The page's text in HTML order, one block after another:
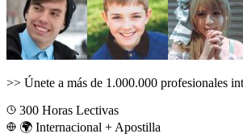
>> Únete a más de 1.000.000 profesionales
300 Horas Lectivas
🌍 Internacional + Apostilla